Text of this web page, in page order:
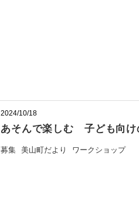
2024/10/18
あそんで楽しむ 子ども向
募集 美山町だより ワークショップ